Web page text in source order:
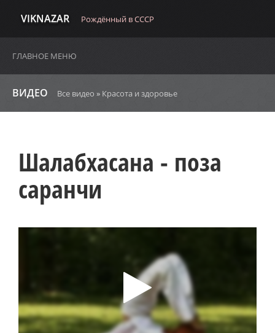
VIKNAZAR Рождённый в СССР
ГЛАВНОЕ МЕНЮ
ВИДЕО Все видео » Красота и здоровье
Шалабхасана - поза
саранчи